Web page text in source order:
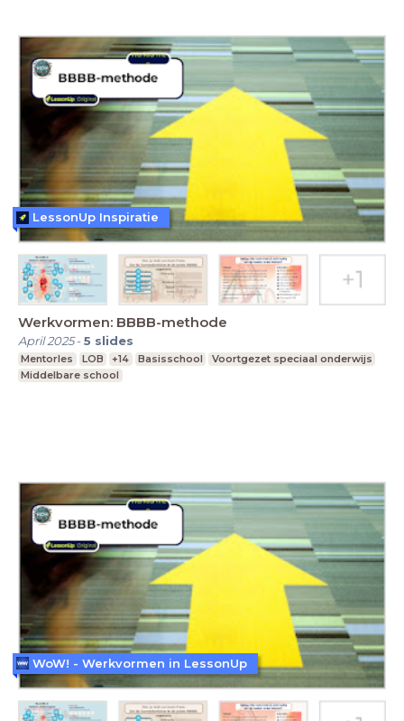
Werkvormen: BBBB-methode
April 2025-5 slides
Mentorles LOB +14 Basisschool
Voortgezet speciaal onderwijs
Middelbare school
LessonUp Inspiratie
WoW! - Werkvormen in LessonUp